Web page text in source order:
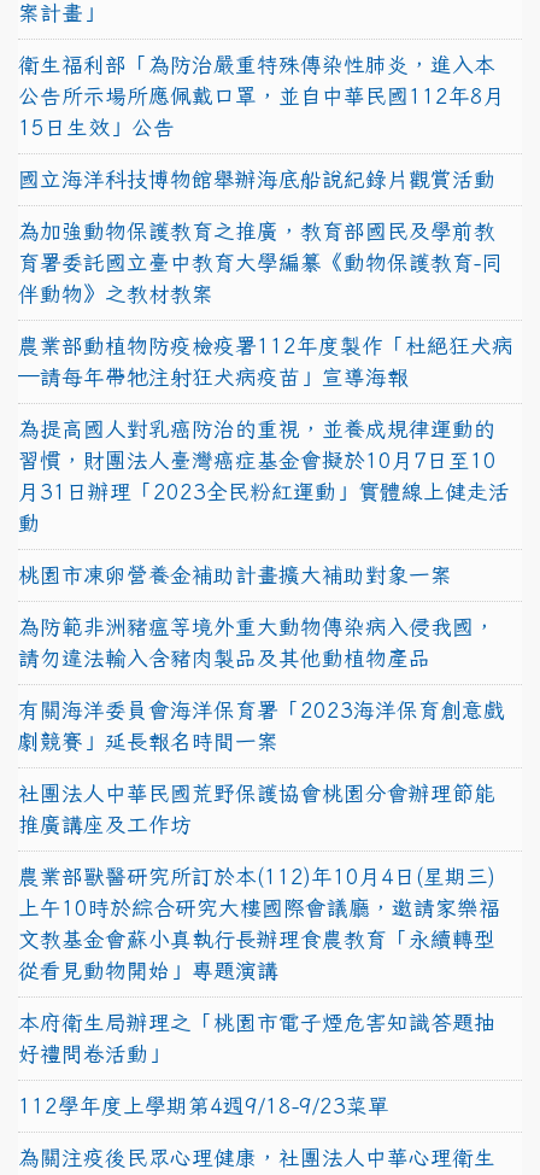
案計畫」
衛生福利部「為防治嚴重特殊傳染性肺炎，進入本
公告所示場所應佩戴口罩，並自中華民國112年8月
15日生效」公告
國立海洋科技博物館舉辦海底船說紀錄片觀賞活動
為加強動物保護教育之推廣，教育部國民及學前教
育署委託國立臺中教育大學編纂《動物保護教育-同
伴動物》之教材教案
農業部動植物防疫檢疫署112年度製作「杜絕狂犬病
—請每年帶牠注射狂犬病疫苗」宣導海報
為提高國人對乳癌防治的重視，並養成規律運動的
習慣，財團法人臺灣癌症基金會擬於10月7日至10
月31日辦理「2023全民粉紅運動」實體線上健走活
動
桃園市凍卵營養金補助計畫擴大補助對象一案
為防範非洲豬瘟等境外重大動物傳染病入侵我國，
請勿違法輸入含豬肉製品及其他動植物產品
有關海洋委員會海洋保育署「2023海洋保育創意戲
劇競賽」延長報名時間一案
社團法人中華民國荒野保護協會桃園分會辦理節能
推廣講座及工作坊
農業部獸醫研究所訂於本(112)年10月4日(星期三)
上午10時於綜合研究大樓國際會議廳，邀請家樂福
文教基金會蘇小真執行長辦理食農教育「永續轉型
從看見動物開始」專題演講
本府衛生局辦理之「桃園市電子煙危害知識答題抽
好禮問卷活動」
112學年度上學期第4週9/18-9/23菜單
為關注疫後民眾心理健康，社團法人中華心理衛生